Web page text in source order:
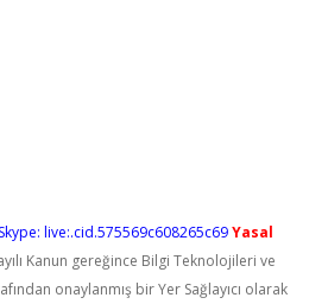
Skype: live:.cid.575569c608265c69Yasal
Kanun gereğince Bilgi Teknolojileri ve
onaylanmış bir Yer Sağlayıcı olarak